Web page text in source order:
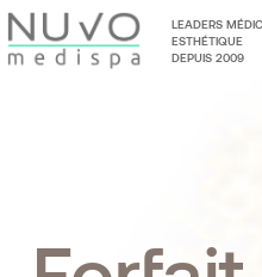
LEADERS
ESTHÉTIQUE
DEPUIS 2009